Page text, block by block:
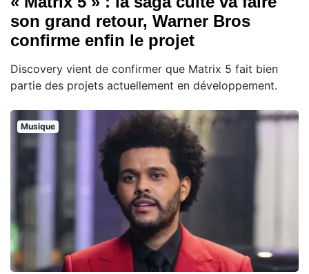
son grand retour, Warner Bros
confirme enfin le projet
Discovery vient de confirmer que Matrix 5 fait bien
partie des projets actuellement en développement.
Musique